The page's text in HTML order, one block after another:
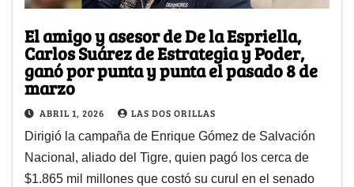
El amigo y asesor de De la Espriella,
Carlos Suárez de Estrategia y Poder,
ganó por punta y punta el pasado 8 de
marzo
ABRIL 1, 2026 LAS DOS ORILLAS
Dirigió la campaña de Enrique Gómez de Salvación
Nacional, aliado del Tigre, quien pagó los cerca de
$1.865 mil millones que costó su curul en el senado